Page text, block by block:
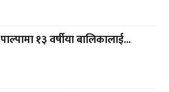
पाल्पामा १३ वर्षीया बालिकालाई...